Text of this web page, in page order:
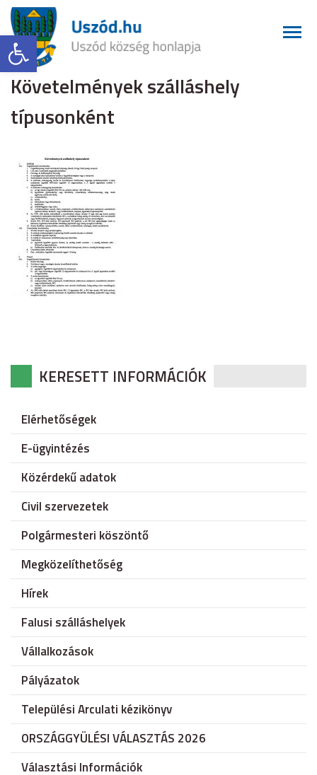
Eszköztár megnyitása
Követelmények szálláshely
típusonként
KERESETT INFORMÁCIÓK
Elérhetőségek
E-ügyintézés
Közérdekű adatok
Civil szervezetek
Polgármesteri köszöntő
Megközelíthetőség
Hírek
Falusi szálláshelyek
Vállalkozások
Pályázatok
Települési Arculati kézikönyv
ORSZÁGGYÜLÉSI VÁLASZTÁS 2026
Választási Információk